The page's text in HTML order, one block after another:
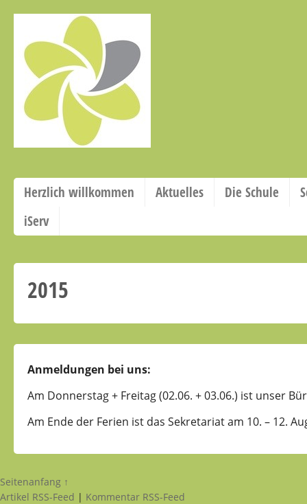
Herzlich willkommen Aktuelles Die Schule
iServ
2015
Anmeldungen bei uns:
Am Donnerstag + Freitag (02.06. + 03.06.) ist unser
Am Ende der Ferien ist das Sekretariat am 10. – 12.
Seitenanfang ↑
Artikel RSS-Feed | Kommentar RSS-Feed